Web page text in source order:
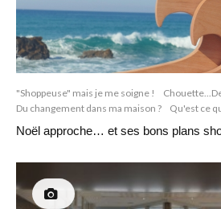
"Shoppeuse" mais je me soigne !
Du changement dans ma maison ?
Qu'est ce
Noël approche… et ses bons plans